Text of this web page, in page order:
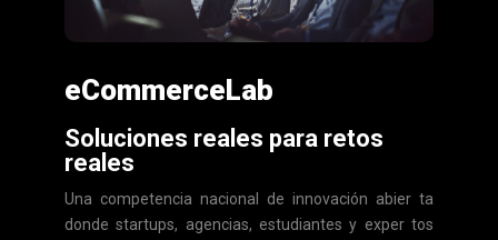
eCommerceLab
Soluciones reales para retos
reales
Una competencia nacional de innovación abier ta
donde startups, agencias, estudiantes y exper tos